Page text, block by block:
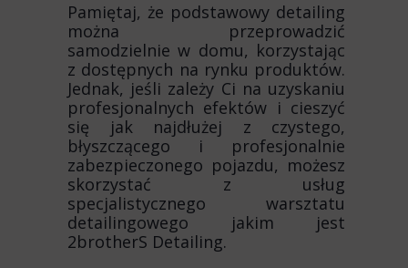
Pamiętaj, że podstawowy detailing
można przeprowadzić
samodzielnie w domu, korzystając
z dostępnych na rynku produktów.
Jednak, jeśli zależy Ci na uzyskaniu
profesjonalnych efektów i cieszyć
się jak najdłużej z czystego,
błyszczącego i profesjonalnie
zabezpieczonego pojazdu, możesz
skorzystać z usług
specjalistycznego warsztatu
detailingowego jakim jest
2brotherS Detailing.